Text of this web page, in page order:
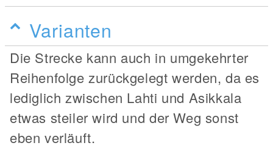
Varianten
Die Strecke kann auch in umgekehrter
Reihenfolge zurückgelegt werden, da es
lediglich zwischen Lahti und Asikkala
etwas steiler wird und der Weg sonst
eben verläuft.